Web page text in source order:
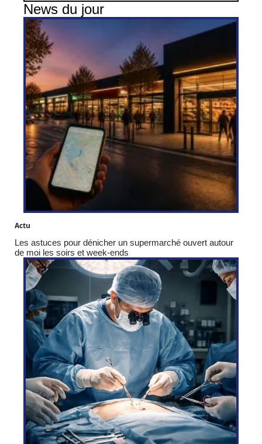
News du jour
Actu
Les astuces pour dénicher un supermarché ouvert autour
de moi les soirs et week-ends